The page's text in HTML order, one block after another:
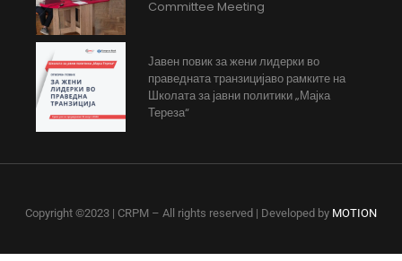
Committee Meeting
Јавен повик за жени лидерки во
праведната транзицијаво рамките на
Школата за јавни политики „Мајка
Тереза“
Copyright ©2023 | CRPM – All rights reserved | Developed by MOTION